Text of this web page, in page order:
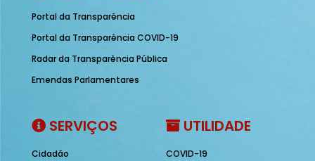
Portal da Transparência
Portal da Transparência COVID-19
Radar da Transparência Pública
Emendas Parlamentares
SERVIÇOS
Cidadão
UTILIDADE
COVID-19